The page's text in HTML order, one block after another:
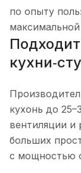
по опыту
кухонь до
вентиляции и
больших
с мощностью